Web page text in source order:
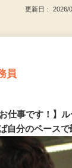
更新日：
員
仕事です！】
自分のペースで